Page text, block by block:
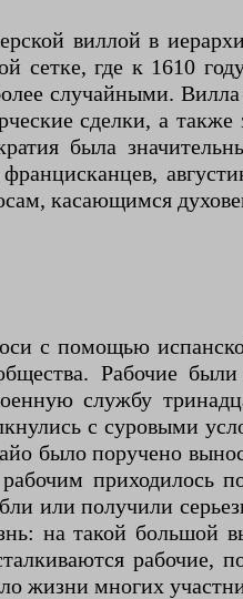
виллой в
сетке, где к 1610
случайными. Вилла
сделки, а также
была
касающимся
с помощью
Рабочие
службу
с суровыми
было поручено
приходилось
или получили
на такой большой
рабочие,
жизни многих